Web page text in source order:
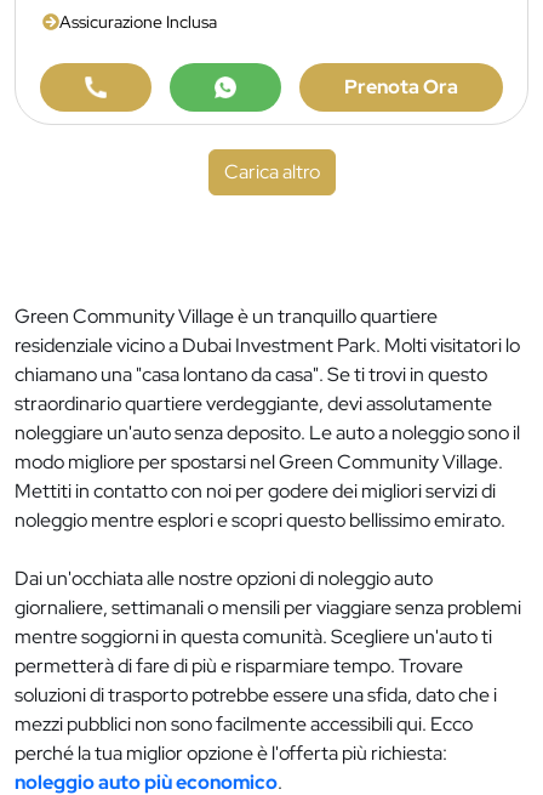
Assicurazione Inclusa
Prenota Ora
Carica altro
Green Community Village è un tranquillo quartiere
residenziale vicino a Dubai Investment Park. Molti visitatori lo
chiamano una "casa lontano da casa". Se ti trovi in questo
straordinario quartiere verdeggiante, devi assolutamente
noleggiare un'auto senza deposito. Le auto a noleggio sono il
modo migliore per spostarsi nel Green Community Village.
Mettiti in contatto con noi per godere dei migliori servizi di
noleggio mentre esplori e scopri questo bellissimo emirato.
Dai un'occhiata alle nostre opzioni di noleggio auto
giornaliere, settimanali o mensili per viaggiare senza problemi
mentre soggiorni in questa comunità. Scegliere un'auto ti
permetterà di fare di più e risparmiare tempo. Trovare
soluzioni di trasporto potrebbe essere una sfida, dato che i
mezzi pubblici non sono facilmente accessibili qui. Ecco
perché la tua miglior opzione è l'offerta più richiesta:
noleggio auto più economico.